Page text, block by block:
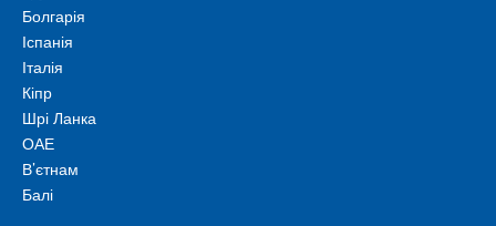
Болгарія
Іспанія
Італія
Кіпр
Шрі Ланка
ОАЕ
В’єтнам
Балі